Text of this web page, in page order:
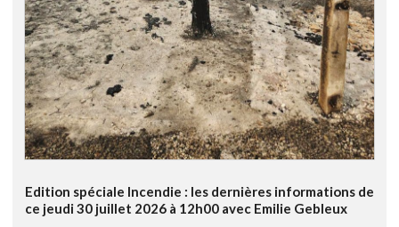
Edition spéciale Incendie : les dernières informations de
ce jeudi 30 juillet 2026 à 12h00 avec Emilie Gebleux